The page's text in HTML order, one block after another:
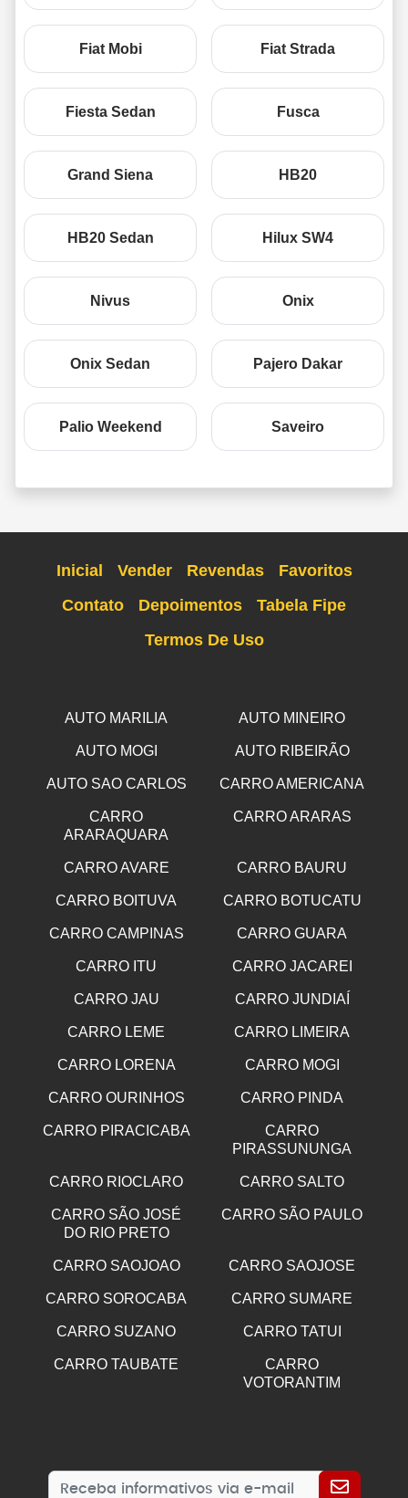
Fiat Mobi Fiat Strada
Fiesta Sedan Fusca
Grand Siena HB20
HB20 Sedan Hilux SW4
Nivus Onix
Onix Sedan Pajero Dakar
Palio Weekend Saveiro
Inicial Vender Revendas
Favoritos
Contato
Depoimentos
Tabela Fipe
Termos De Uso
AUTO MARILIA AUTO MINEIRO
AUTO MOGI AUTO RIBEIRÃO
AUTO SAO CARLOS CARRO AMERICANA
CARRO
ARARAQUARA
CARRO ARARAS
CARRO AVARE CARRO BAURU
CARRO BOITUVA CARRO BOTUCATU
CARRO CAMPINAS CARRO GUARA
CARRO ITU CARRO JACAREI
CARRO JAU CARRO JUNDIAÍ
CARRO LEME CARRO LIMEIRA
CARRO LORENA CARRO MOGI
CARRO OURINHOS CARRO PINDA
CARRO PIRACICABA
CARRO
PIRASSUNUNGA
CARRO RIOCLARO CARRO SALTO
CARRO SÃO JOSÉ
DO RIO PRETO
CARRO SÃO PAULO
CARRO SAOJOAO CARRO SAOJOSE
CARRO SOROCABA CARRO SUMARE
CARRO SUZANO CARRO TATUI
CARRO TAUBATE
CARRO
VOTORANTIM